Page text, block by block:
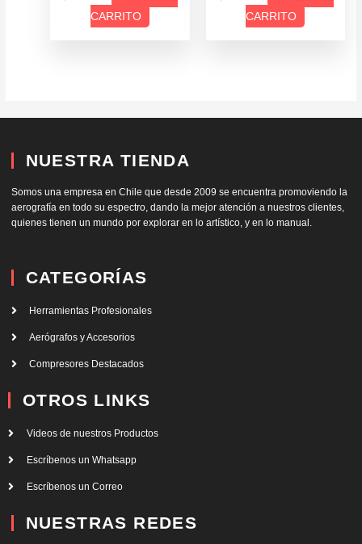
CARRITO
CARRITO
NUESTRA TIENDA
Somos una empresa en Chile que desde 2009 se encuentra promoviendo la
aerografía en todo su espectro, dando la mejor atención a nuestros clientes,
quienes tienen un mundo por explorar en lo artístico, y en lo manual.
CATEGORÍAS
Herramientas Profesionales
Aerógrafos y Accesorios
Compresores Destacados
OTROS LINKS
Videos de nuestros Productos
Escríbenos un Whatsapp
Escríbenos un Correo
NUESTRAS REDES